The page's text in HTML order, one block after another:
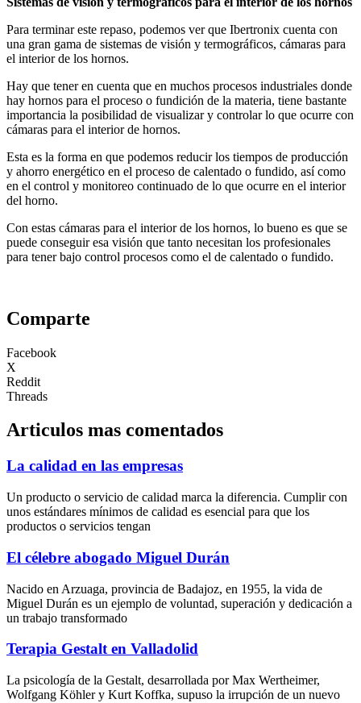
Para terminar este repaso, podemos ver que Ibertronix cuenta con
una gran gama de sistemas de visión y termográficos, cámaras para
el interior de los hornos.
Hay que tener en cuenta que en muchos procesos industriales donde
hay hornos para el proceso o fundición de la materia, tiene bastante
importancia la posibilidad de visualizar y controlar lo que ocurre con
cámaras para el interior de hornos.
Esta es la forma en que podemos reducir los tiempos de producción
y ahorro energético en el proceso de calentado o fundido, así como
en el control y monitoreo continuado de lo que ocurre en el interior
del horno.
Con estas cámaras para el interior de los hornos, lo bueno es que se
puede conseguir esa visión que tanto necesitan los profesionales
para tener bajo control procesos como el de calentado o fundido.
Comparte
Facebook
X
Reddit
Threads
Articulos mas comentados
La calidad en las empresas
Un producto o servicio de calidad marca la diferencia. Cumplir con
unos estándares mínimos de calidad es esencial para que los
productos o servicios tengan
El célebre abogado Miguel Durán
Nacido en Arzuaga, provincia de Badajoz, en 1955, la vida de
Miguel Durán es un ejemplo de voluntad, superación y dedicación a
un trabajo transformado
Terapia Gestalt en Valladolid
La psicología de la Gestalt, desarrollada por Max Wertheimer,
Wolfgang Köhler y Kurt Koffka, supuso la irrupción de un nuevo